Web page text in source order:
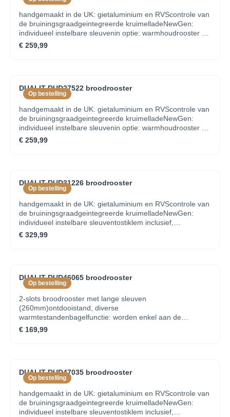
handgemaakt in de UK: gietaluminium en RVScontrole van
de bruiningsgraadgeintegreerde kruimelladeNewGen:
individueel instelbare sleuvenin optie: warmhoudrooster en
tostiklem
€ 259,99
Op bestelling
DUALIT DUD27522 broodrooster
handgemaakt in de UK: gietaluminium en RVScontrole van
de bruiningsgraadgeintegreerde kruimelladeNewGen:
individueel instelbare sleuvenin optie: warmhoudrooster en
tostiklem
€ 259,99
Op bestelling
DUALIT DUD31226 broodrooster
handgemaakt in de UK: gietaluminium en RVScontrole van
de bruiningsgraadgeintegreerde kruimelladeNewGen:
individueel instelbare sleuventostiklem inclusief,
warmhoudrooster in optie
€ 329,99
Op bestelling
DUALIT DUD46065 broodrooster
2-slots broodrooster met lange sleuven
(260mm)ontdooistand, diverse
warmtestandenbagelfunctie: worden enkel aan de
binnenzijde getoastgeintegreerde
kruimelladewarmhoudrekje inclusief
€ 169,99
Op bestelling
DUALIT DUD47035 broodrooster
handgemaakt in de UK: gietaluminium en RVScontrole van
de bruiningsgraadgeintegreerde kruimelladeNewGen:
individueel instelbare sleuventostiklem inclusief,